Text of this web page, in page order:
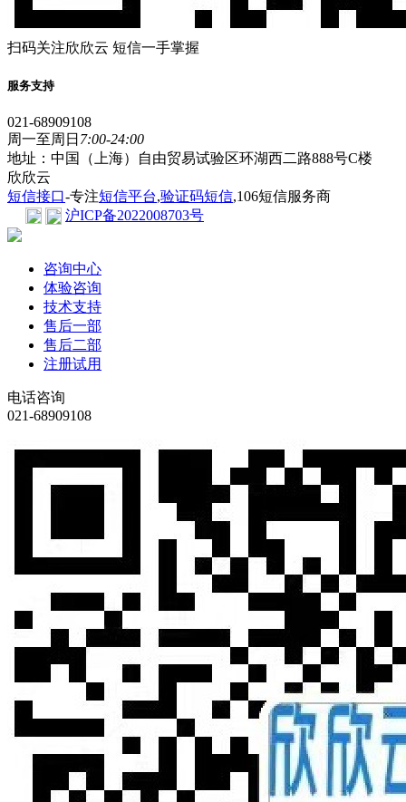
扫码关注欣欣云 短信一手掌握
服务支持
021-68909108
周一至周日 7:00-24:00
地址：中国（上海）自由贸易试验区环湖西二路888号C楼
欣欣云
短信接口-专注短信平台,验证码短信,106短信服务商
沪ICP备2022008703号
咨询中心
体验咨询
技术支持
售后一部
售后二部
注册试用
电话咨询
021-68909108